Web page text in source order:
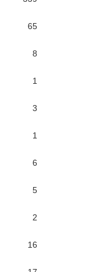
65
8
1
3
1
6
5
2
16